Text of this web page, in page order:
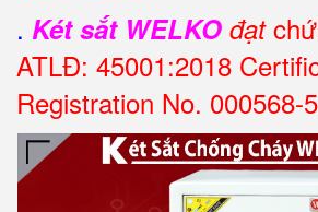
. Két sắt WELKO đạt
ATLĐ: 45001:2018
Registration No. 000568-